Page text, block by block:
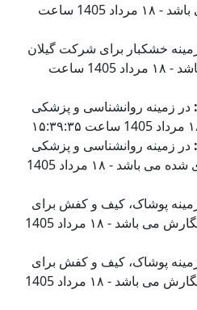
کشت در حال نگارش می باشد - ۱۸ مرداد 1405 ساعت
خشکبار برای شرکت گیلان
کشت در حال انجام می باشد - ۱۸ مرداد 1405 ساعت
در زمینه روانشناسی و پزشکی
در زمینه روانشناسی و پزشکی
برای شرکت قیمت گذاری شده می باشد - ۱۸ مرداد 1405
پوشاک، کیف و کفش برای
شرکت شیکومد در حال نگارش می باشد - ۱۸ مرداد 1405
پوشاک، کیف و کفش برای
شرکت شیکومد در حال نگارش می باشد - ۱۸ مرداد 1405